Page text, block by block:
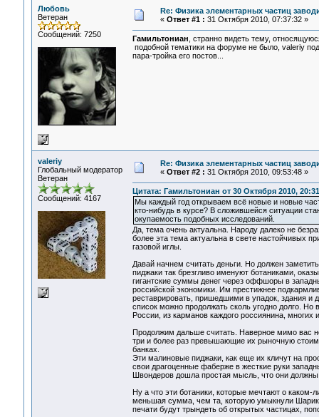
Любовь
Ветеран
Сообщений: 7250
Re: Физика элементарных частиц
« Ответ #1 : 31 Октября 2010, 07:37:32 »
Гамильтониан , странно видеть тему,
подобной тематики на форуме не было, valeriy
пара-тройка его постов...
valeriy
Глобальный модератор
Ветеран
Сообщений: 4167
Re: Физика элементарных частиц
« Ответ #2 : 31 Октября 2010, 09:53:48 »
Цитата: Гамильтониан от 30 Октября 2010,
Мы каждый год открываем всё новые и новые
кто-нибудь в курсе? В сложившейся ситуации
окупаемость подобных исследований.
Да, тема очень актуальна. Народу далеко не
более эта тема актуальна в свете настойчивых
газовой иглы.
Давай начнем считать деньги. Но должен
пиджаки так брезгливо именуют ботаниками,
гигантские суммы денег через оффшоры в
российской экономики. Им престижнее
реставрировать, пришедшими в упадок, здания и
список можно продолжать сколь угодно долго.
России, из карманов каждого россиянина, многих
Продолжим дальше считать. Наверное мимо вас
три и более раз превышающие их рыночную
банках.
Эти малиновые пиджаки, как еще их кличут на
свои драгоценные фаберже в жесткие руки
Швондеров дошла простая мысль, что они
Ну а что эти ботаники, которые мечтают о каком-
меньшая сумма, чем та, которую умыкнули
печати будут трындеть об открытых частицах,